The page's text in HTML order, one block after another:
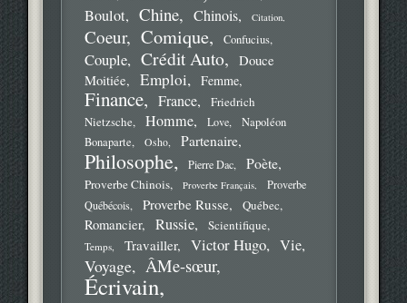
Boulot Chine Chinois Citation
Coeur Comique Confucius
Couple Crédit Auto
Douce
Moitiée
Emploi Femme
Finance France
Friedrich
Nietzsche
Homme Love
Napoléon
Bonaparte
Osho Partenaire
Philosophe Pierre Dac Poète
Proverbe Chinois Proverbe Français
Proverbe
Québécois
Proverbe Russe Québec
Romancier Russie Scientifique
Temps Travailler Victor Hugo Vie
Voyage ÂMe-sœur
Écrivain